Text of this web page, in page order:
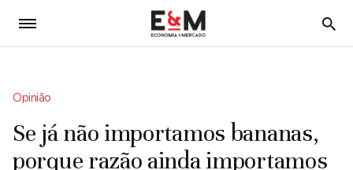
5
Opinião
Se já não importamos bananas,
porque razão ainda importamos